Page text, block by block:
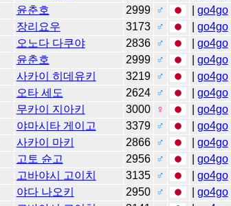
윤춘호 2999 ♂ go4go
장리요우 3173 ♂ go4go
오노다 다쿠야 2836 ♂ go4go
윤춘호 2999 ♂ go4go
사카이 히데유키 3219 ♂ go4go
오타 세도 2624 ♂ go4go
무카이 지아키 3000 ♀ go4go
야마시타 게이고 3379 ♂ go4go
사카이 마키 2866 ♂ go4go
고토 슌고 2956 ♂ go4go
고바야시 고이치 3135 ♂ go4go
야다 나오키 2950 ♂ go4go